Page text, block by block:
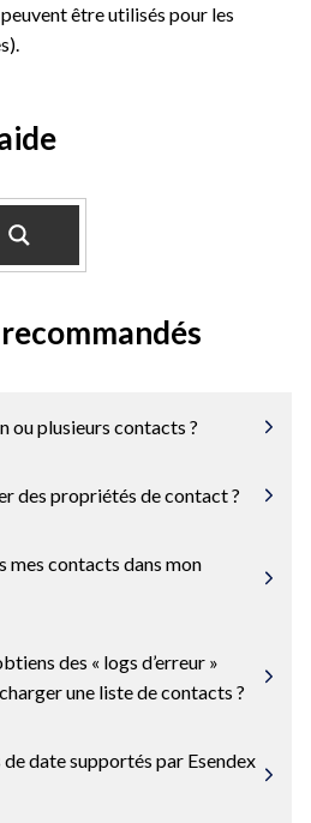
être utilisés pour les
ou plusieurs contacts ?
des propriétés de contact ?
contacts dans mon
des « logs d’erreur »
une liste de contacts ?
date supportés par Esendex